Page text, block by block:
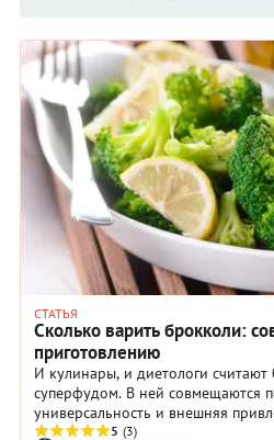
СТАТЬЯ
Сколько варить брокколи:
приготовлению
И кулинары, и диетологи
суперфудом. В ней совмещаются
универсальность и внешняя
подробно обсудим свойства и
5 (3)